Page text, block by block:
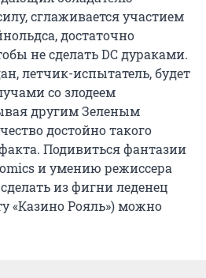
сглаживается участием
достаточно
не сделать DC дураками.
летчик-испытатель, будет
со злодеем
другим Зеленым
достойно такого
Подивиться фантазии
и умению режиссера
из фигни леденец
«Казино Рояль») можно